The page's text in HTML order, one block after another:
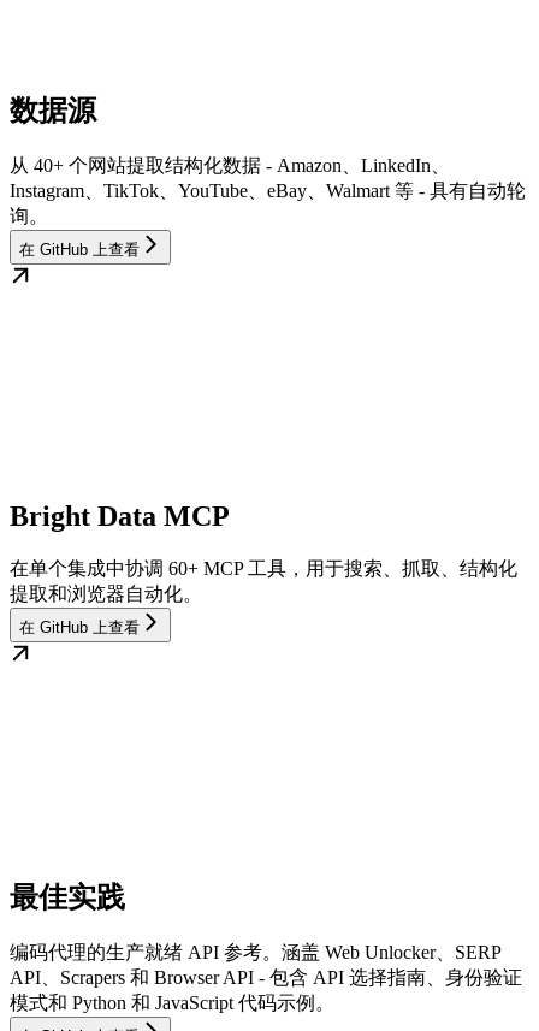
数据源
从 40+ 个网站提取结构化数据 - Amazon、LinkedIn、
Instagram、TikTok、YouTube、eBay、Walmart 等 - 具有自动轮
询。
在 GitHub 上查看
Bright Data MCP
在单个集成中协调 60+ MCP 工具，用于搜索、抓取、结构化
提取和浏览器自动化。
在 GitHub 上查看
最佳实践
编码代理的生产就绪 API 参考。涵盖 Web Unlocker、SERP
API、Scrapers 和 Browser API - 包含 API 选择指南、身份验证
模式和 Python 和 JavaScript 代码示例。